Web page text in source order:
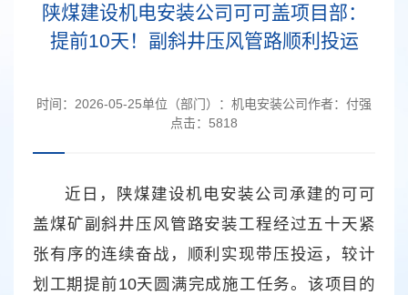
陕煤建设机电安装公司可可盖项目部：
提前10天！副斜井压风管路顺利投运
时间： 2026-05-25单位（部门）： 机电安装公司作者： 付强
点击： 5818
近日，陕煤建设机电安装公司承建的可可
盖煤矿副斜井压风管路安装工程经过五十天紧
张有序的连续奋战，顺利实现带压投运，较计
划工期提前10天圆满完成施工任务。该项目的